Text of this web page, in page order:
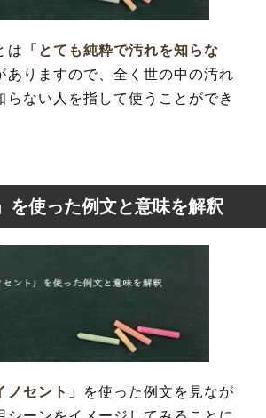
は 「とても純粋で汚れを知らな
ありますので、全く世の中の汚れ
らない人を指して使うことができ
を使った例文と意味を解釈
ノセント」
を使った例文を見なが